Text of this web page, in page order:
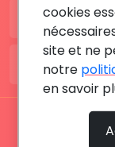
BE: +32
FR: +33
Tous les droits
cookies
site et ne
notre
en savoir